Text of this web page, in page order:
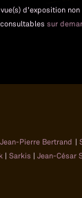
d'exposition non
sur
Jean-Pierre Bertrand |
| Sarkis | Jean-César